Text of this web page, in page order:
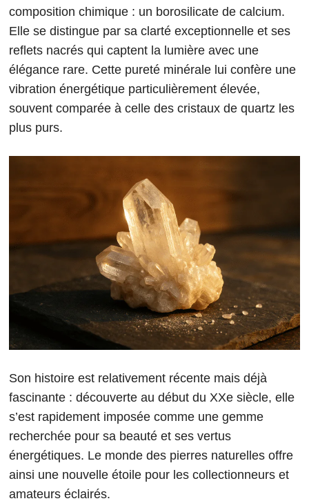
composition chimique : un borosilicate de calcium.
Elle se distingue par sa clarté exceptionnelle et ses
reflets nacrés qui captent la lumière avec une
élégance rare. Cette pureté minérale lui confère une
vibration énergétique particulièrement élevée,
souvent comparée à celle des cristaux de quartz les
plus purs.
Son histoire est relativement récente mais déjà
fascinante : découverte au début du XXe siècle, elle
s’est rapidement imposée comme une gemme
recherchée pour sa beauté et ses vertus
énergétiques. Le monde des pierres naturelles offre
ainsi une nouvelle étoile pour les collectionneurs et
amateurs éclairés.